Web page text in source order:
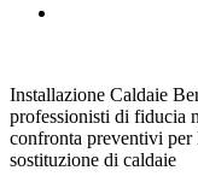
Installazione Caldaie
professionisti di fiducia
confronta preventivi per
sostituzione di caldaie